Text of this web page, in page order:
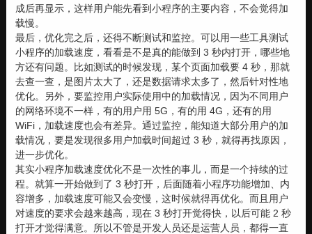
成后再显示，这样用户能先看到小程序的主要内容，不会觉得加
载慢。
最后，优化完之后，还得不断测试和监控。可以用一些工具测试
小程序的加载速度，看看是不是真的能做到 3 秒内打开，哪些地
方还有问题。比如测试的时候发现，某个页面加载要 4 秒，那就
去查一查，是图片太大了，还是数据请求太多了，然后针对性地
优化。另外，要监控用户实际使用中的加载情况，因为不同用户
的网络环境不一样，有的用户用 5G，有的用 4G，还有的用
WiFi，加载速度也会有差异。通过监控，能知道大部分用户的加
载情况，要是发现很多用户加载时间超过 3 秒，就得再找原因，
进一步优化。
其实小程序加载速度优化不是一次性的事儿，而是一个持续的过
程。就算一开始做到了 3 秒打开，后面随着小程序功能增加、内
容增多，加载速度可能又会变慢，这时候就得再优化。而且用户
对速度的要求会越来越高，现在 3 秒打开觉得快，以后可能 2 秒
打开才觉得满意。所以不管是开发人员还是运营人员，都得一直